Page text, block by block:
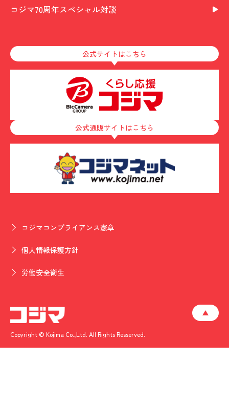
コジマ70周年スペシャル対談
公式サイトはこちら
公式通販サイトはこちら
コジマコンプライアンス憲章
個人情報保護方針
労働安全衛生
Copyright © Kojima Co.,Ltd. All Rights Resserved.